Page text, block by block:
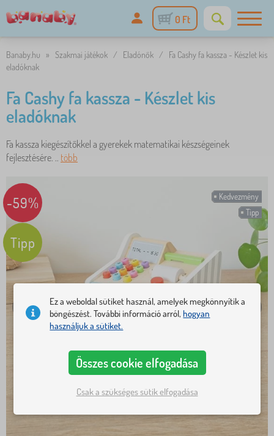
0 Ft
Banaby.hu » Szakmai játékok / Eladónők /
Fa Cashy fa kassza - Készlet kis
eladóknak
Fa Cashy fa kassza - Készlet kis
eladóknak
Fa kassza kiegészítőkkel a gyerekek matematikai készségeinek
fejlesztésére. .. több
Kedvezmény
Tipp
-59%
Tipp
Ez a weboldal sütiket használ, amelyek megkönnyítik a
böngészést. További információ arról,hogyan
használjuk a sütiket.
Összes cookie elfogadása
Csak a szükséges sütik elfogadása